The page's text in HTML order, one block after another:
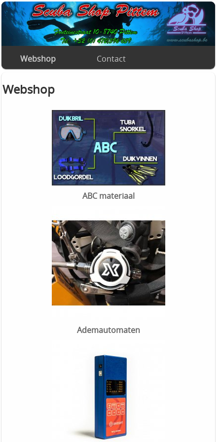
Webshop Contact
Webshop
ABC materiaal
Ademautomaten